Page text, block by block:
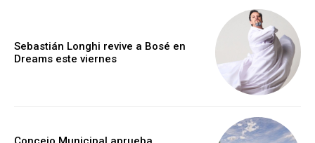
Sebastián Longhi revive a Bosé en
Dreams este viernes